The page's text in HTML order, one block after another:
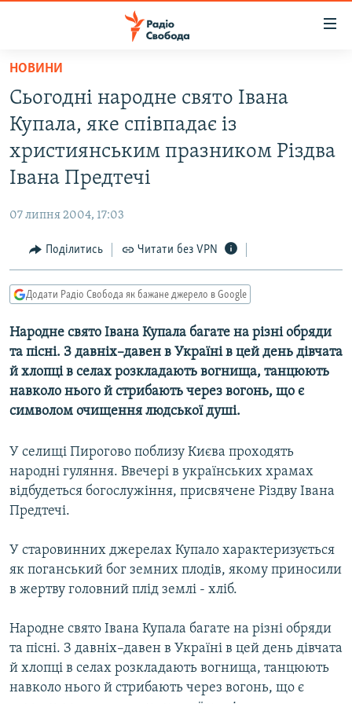
Перейти
основного
матеріалу
Перейти
до
основної
Перейти
пошуку
ВСЕ ЗА ДОБУ
СТАТТІ
ПОЛІТИКА
КУЛЬТУРА
СПОРТ
СВІТ
ВІЙНА
ДОНБАС.РЕАЛІЇ
КРИМ.РЕАЛІЇ
ТИ ЯК?
КИТАЙ.ВИКЛИКИ
МУЛЬТИМЕДІА
ФОТО
ПОДКАСТИ
КРИМ РЕАЛІЇ
РУС
УКР
КТАТ
НОВИНИ
Cьогодні народне свято Івана
Купала, яке співпадає із
християнським празником Різдва
Івана Предтечі
07 липня 2004, 17:03
Поділитись Читати без VPN
Додати Радіо Свобода як бажане джерело в Google
Народне свято Івана Купала багате на різні обряди
та пісні. З давніх–давен в Україні в цей день дівчата
й хлопці в селах розкладають вогнища, танцюють
навколо нього й стрибають через вогонь, що є
символом очищення людської душі.
У селищі Пирогово поблизу Києва проходять
народні гуляння. Ввечері в українських храмах
відбудеться богослужіння, присвячене Різдву Івана
Предтечі.
У старовинних джерелах Купало характеризується
як поганський бог земних плодів, якому приносили
в жертву головний плід землі - хліб.
Народне свято Івана Купала багате на різні обряди
та пісні. З давніх–давен в Україні в цей день дівчата
й хлопці в селах розкладають вогнища, танцюють
навколо нього й стрибають через вогонь, що є